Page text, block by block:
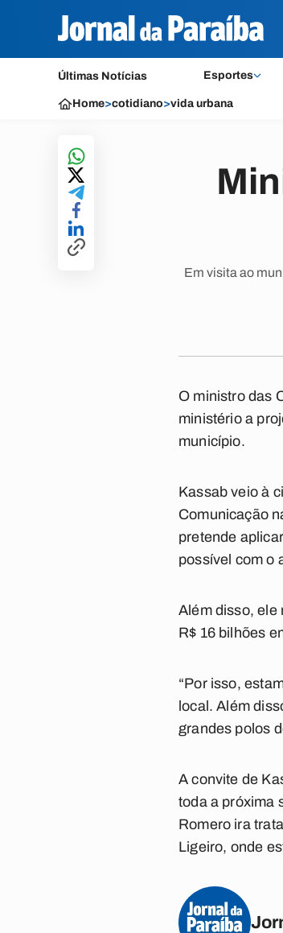
Últimas Notícias Esportes
Home>cotidiano>vida urbana
Em visita ao
O ministro das
ministério a
município.
Kassab veio à
Comunicação
pretende
possível com o
Além disso, ele
R$ 16 bilhões
“Por isso,
local. Além
grandes polos
A convite de
toda a próxima
Romero ira
Ligeiro, onde